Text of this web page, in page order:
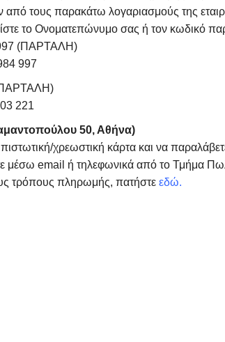
από τους παρακάτω λογαριασμούς της
το Ονοματεπώνυμο σας ή τον κωδικό
(ΠΑΡΤΑΛΗ)
997
221
50, Αθήνα)
πιστωτική/χρεωστική κάρτα και να
μέσω email ή τηλεφωνικά από το Τμήμα
τρόπους πληρωμής, πατήστε εδώ.